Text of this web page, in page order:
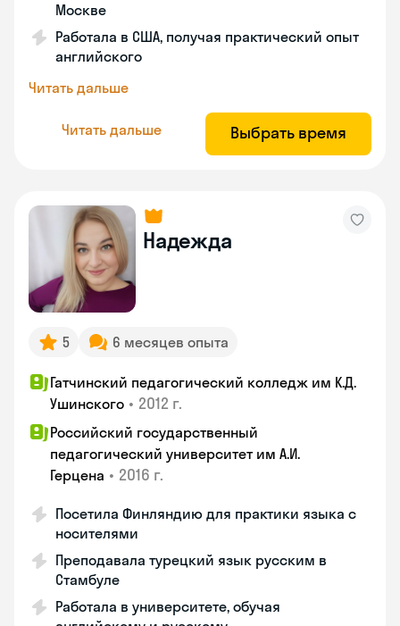
Москве
Работала в США, получая практический опыт
английского
Читать дальше
Читать дальше Выбрать время
Надежда
5 6 месяцев опыта
Гатчинский педагогический колледж им К.Д.
Ушинского • 2012 г.
Российский государственный
педагогический университет им А.И.
Герцена • 2016 г.
Посетила Финляндию для практики языка с
носителями
Преподавала турецкий язык русским в
Стамбуле
Работала в университете, обучая